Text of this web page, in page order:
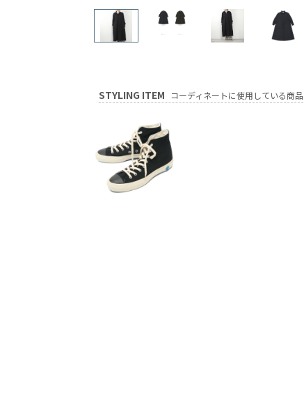
STYLING ITEM コーディネートに使用している商品